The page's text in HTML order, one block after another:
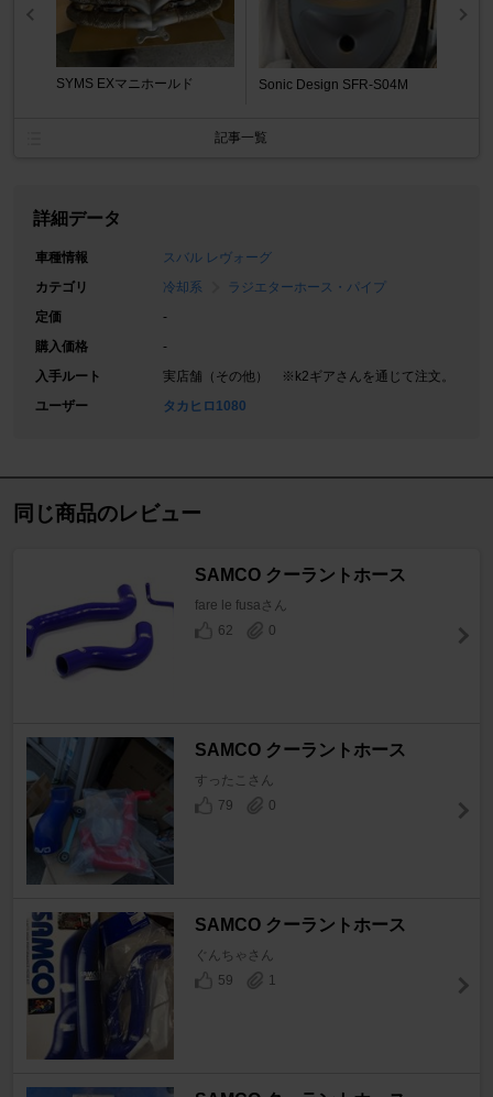
SYMS EXマニホールド Sonic Design SFR-S04M
記事一覧
詳細データ
車種情報
スバル レヴォーグ
カテゴリ
冷却系
ラジエターホース・パイプ
定価
-
購入価格
-
入手ルート
実店舗（その他） ※k2ギアさんを通じて注文。
ユーザー
タカヒロ1080
同じ商品のレビュー
SAMCO クーラントホース
fare le fusaさん
62
0
SAMCO クーラントホース
すったこさん
79
0
SAMCO クーラントホース
ぐんちゃさん
59
1